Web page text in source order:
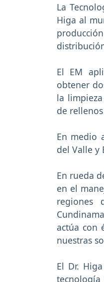
La
Higa al
El EM
obtener
la
de
En medio
del Valle y
En rueda
en el
regiones
actúa con
nuestras
El Dr.